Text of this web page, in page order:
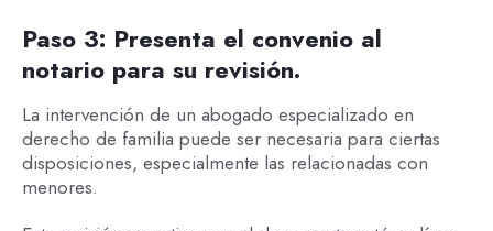
Paso 3: Presenta el convenio al
notario para su revisión.
La intervención de un abogado especializado en
derecho de familia puede ser necesaria para ciertas
disposiciones, especialmente las relacionadas con
menores.